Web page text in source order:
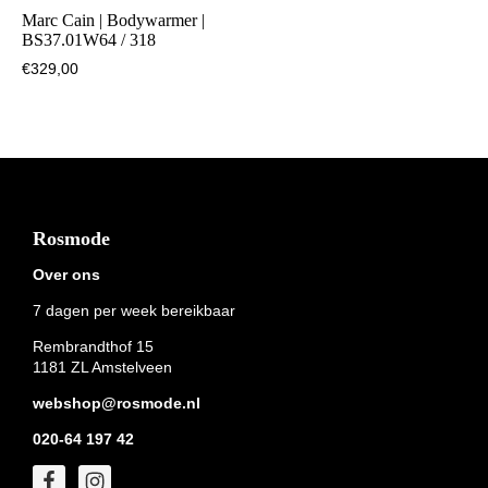
Marc Cain | Bodywarmer |
BS37.01W64 / 318
€329,00
Footer
Rosmode
Over ons
7 dagen per week bereikbaar
Rembrandthof 15
1181 ZL Amstelveen
webshop@rosmode.nl
020-64 197 42